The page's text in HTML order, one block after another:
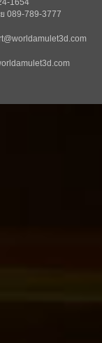
1654
089-789-3777